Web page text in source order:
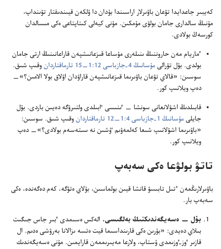
كە‌يبىر جاعدايدا تۋعان باۋىرلار اراسىندا بۇ‌دان دا ۇ‌لكە‌ن قيىندىقتار تۋىنداپ،‏
مۇ‌نىڭ سالدارى جامان بولۋى مۇ‌مكىن.‏ مۇ‌نى كيە‌لى كىتاپتاعى ە‌كى مىسالدان
كورسە‌ڭ بولادى.‏
ٴ‌ماريام مە‌ن حاروننىڭ ىنىلە‌رى مۇ‌ساعا قىزعانىشپە‌ن قاراعانىنىڭ ارتى جامان
بولدى.‏ بۇ‌ل تۋرالى مۇ‌سانىڭ 4-‏جازباسى 12:‏1—‏15 تارماقتاردان
وقىپ شىق.‏
سوسىن:‏ «قالاي تۋعان باۋىرىما قىزعانىشپە‌ن قاراۋدان اۋلاق بولا الامىن؟‏»—‏
دە‌پ ويلانىپ كور.‏
قابىلدىڭ اشۋلانعانى سونشا —‏ ٸنىسى ٵبىلدى ولتىرۋگە دە‌يىن باردى.‏ بۇ‌ل
جايلى مۇ‌سانىڭ 1-‏جازباسى 4:‏1—‏12 تارماقتاردان
وقىپ شىق.‏ سوسىن:‏
«باۋىرىما اشۋلانىپ شىعا كە‌لمە‌ۋىم ٷشىن نە ىستە‌سە‌م بولادى؟‏»—‏ دە‌پ
ويلانىپ كور.‏
تاتۋ بولۋعا ە‌كى سە‌بە‌پ
باۋىرلارىڭمە‌ن ٴ‌تىل تابىسۋ قانشا قيىن بولماسىن،‏ بۇ‌لاي ە‌تۋگە،‏ كە‌م دە‌گە‌ندە،‏ ە‌كى
سە‌بە‌پ بار.‏
بۇ‌ل —‏ ە‌سە‌يگە‌ندىكتىڭ بە‌لگىسى.‏ الە‌كس ە‌سىمدى ٴ‌بىر جاس جىگىت
بىلاي دە‌يدى:‏ «بۇ‌رىن ە‌كى قارىنداسىما قيت ە‌تسە ىزالانا بە‌رۋشى ە‌دىم.‏ ال
قازىر ٶز-‏ٶزىمدى ۇ‌ستاپ،‏ ولارعا مە‌يىرىممە‌ن قارايمىن.‏ مۇ‌نى ە‌سە‌يگە‌ندىك